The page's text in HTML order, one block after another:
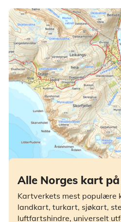
Alle Norges kart
Kartverkets mest populære
landkart, turkart, sjøkart,
luftfartshindre, universelt